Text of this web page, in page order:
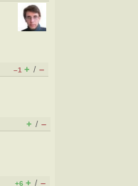
–1 + / –
+ / –
+6 + / –